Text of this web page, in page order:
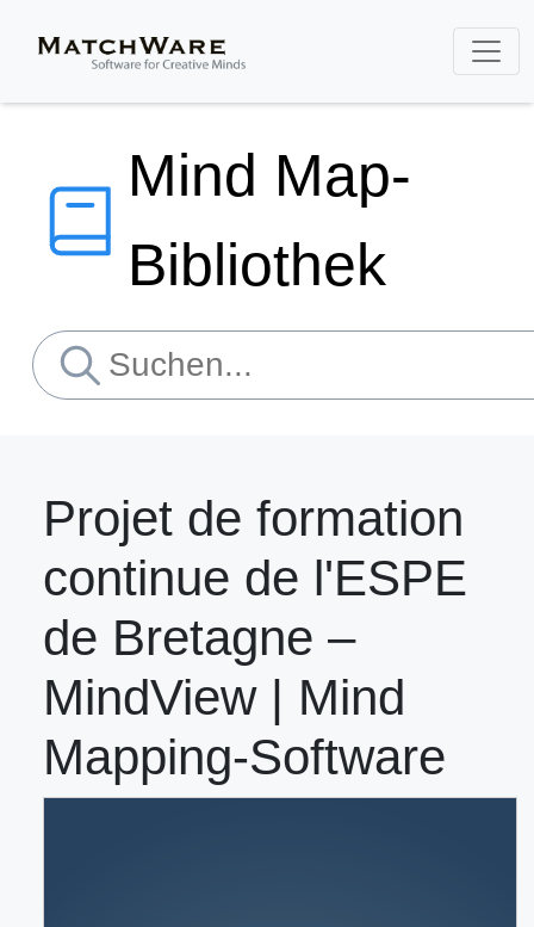
Mind Map-
Bibliothek
Projet de formation
continue de l'ESPE
de Bretagne –
MindView | Mind
Mapping-Software